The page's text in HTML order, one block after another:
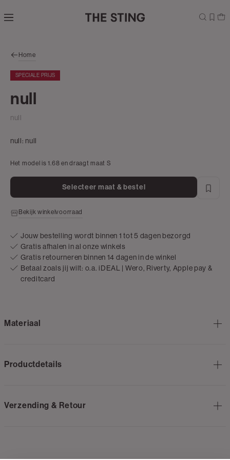
direct naar
zoekbalk
Navigeer
direct
Home
SPECIALE PRIJS
null
null
null: null
Het model is 1.68 en draagt maat S
Selecteer maat & bestel
Bekijk winkelvoorraad
Jouw bestelling wordt binnen 1 tot 5 dagen bezorgd
Gratis afhalen in al onze winkels
Gratis retourneren binnen 14 dagen in de winkel
Betaal zoals jij wilt: o.a. iDEAL | Wero, Riverty, Apple pay &
creditcard
Materiaal
Productdetails
Verzending & Retour